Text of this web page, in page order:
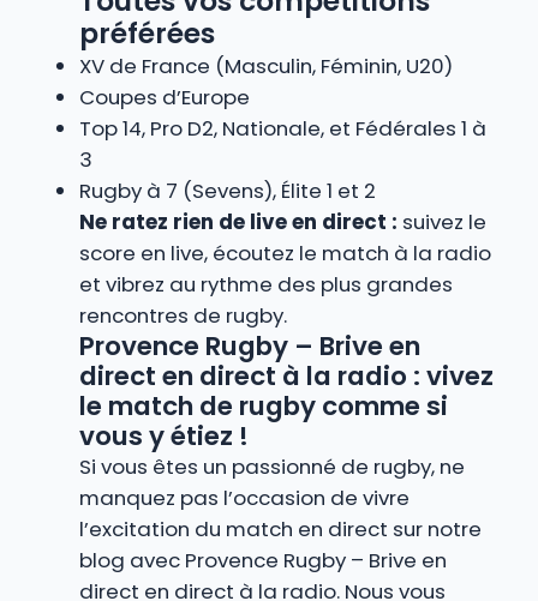
préférées
XV de France (Masculin, Féminin, U20)
Coupes d’Europe
Top 14, Pro D2, Nationale, et Fédérales 1 à
3
Rugby à 7 (Sevens), Élite 1 et 2
Ne ratez rien de live en direct : suivez le
score en live, écoutez le match à la radio
et vibrez au rythme des plus grandes
rencontres de rugby.
Provence Rugby – Brive en
direct en direct à la radio : vivez
le match de rugby comme si
vous y étiez !
Si vous êtes un passionné de rugby, ne
manquez pas l’occasion de vivre
l’excitation du match en direct sur notre
blog avec Provence Rugby – Brive en
direct en direct à la radio. Nous vous